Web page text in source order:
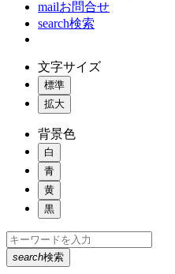
mailお問合せ
search検索
文字サイズ
標準
拡大
背景色
白
青
黄
黒
search検索